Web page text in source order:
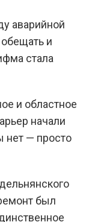
аварийной
и
стала
и областное
начали
нет — просто
был